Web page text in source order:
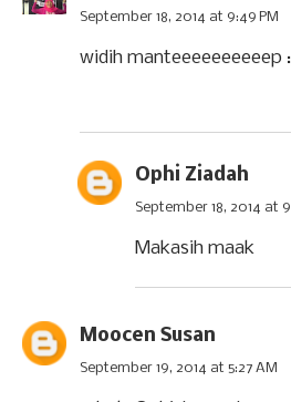
September 18, 2014 at 9:49 PM
widih manteeeeeeeeeep
Ophi Ziadah
September 18, 2014 at
Makasih maak
Moocen Susan
September 19, 2014 at 5:27 AM